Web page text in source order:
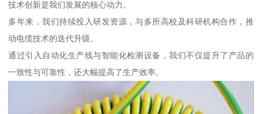
技术创新是我们发展的核心动力。
多年来，我们持续投入研发资源，与多所高校及科研机构合作，推
动电缆技术的迭代升级。
通过引入自动化生产线与智能化检测设备，我们不仅提升了产品的
一致性与可靠性，还大幅提高了生产效率。